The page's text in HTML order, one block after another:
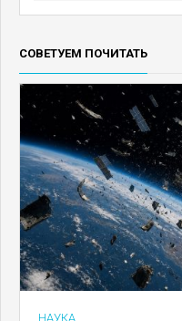
СОВЕТУЕМ ПОЧИТАТЬ
НАУКА